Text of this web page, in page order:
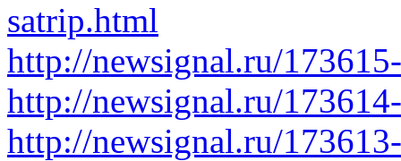
satrip.html
http://newsignal.ru/
http://newsignal.ru/
http://newsignal.ru/